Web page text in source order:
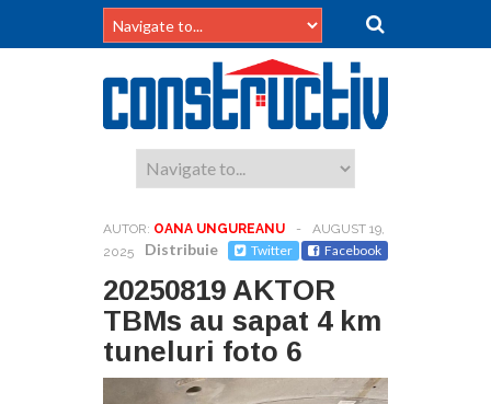
AUTOR: OANA UNGUREANU -
AUGUST 19,
2025
Distribuie Twitter Facebook
20250819 AKTOR
TBMs au sapat 4 km
tuneluri foto 6